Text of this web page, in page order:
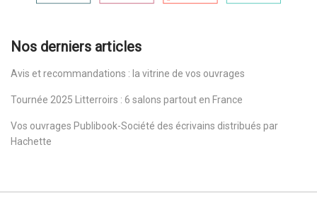
Nos derniers articles
Avis et recommandations : la vitrine de vos ouvrages
Tournée 2025 Litterroirs : 6 salons partout en France
Vos ouvrages Publibook-Société des écrivains distribués par
Hachette